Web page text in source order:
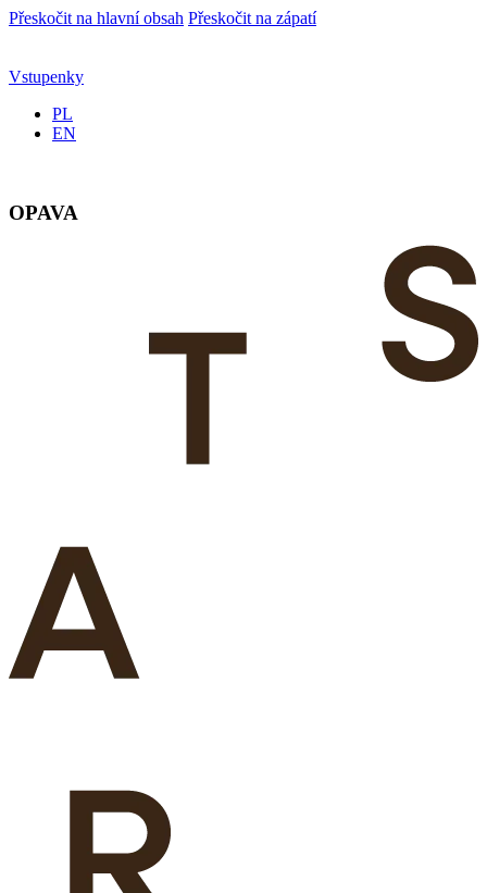
Přeskočit na hlavní obsah Přeskočit na zápatí
Vstupenky
PL
EN
OPAVA